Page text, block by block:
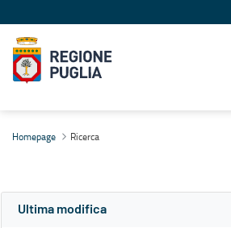
Homepage Ricerca
Ultima modifica